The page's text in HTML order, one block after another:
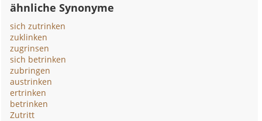
ähnliche Synonyme
sich zutrinken
zuklinken
zugrinsen
sich betrinken
zubringen
austrinken
ertrinken
betrinken
Zutritt